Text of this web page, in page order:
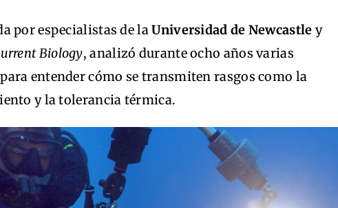
por especialistas de laUniversidad de Newcastle y
Biology, analizó durante ocho años varias
entender cómo se transmiten rasgos como la
y la tolerancia térmica.